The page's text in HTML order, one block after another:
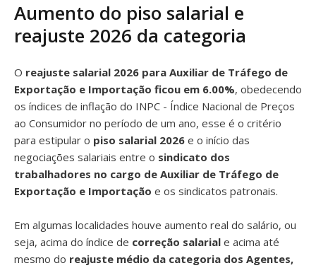
Aumento do piso salarial e
reajuste 2026 da categoria
O reajuste salarial 2026 para Auxiliar de Tráfego de
Exportação e Importação ficou em 6.00%, obedecendo
os índices de inflação do INPC - Índice Nacional de Preços
ao Consumidor no período de um ano, esse é o critério
para estipular o piso salarial 2026 e o início das
negociações salariais entre o sindicato dos
trabalhadores no cargo de Auxiliar de Tráfego de
Exportação e Importação e os sindicatos patronais.
Em algumas localidades houve aumento real do salário, ou
seja, acima do índice de correção salarial e acima até
mesmo do reajuste médio da categoria dos Agentes,